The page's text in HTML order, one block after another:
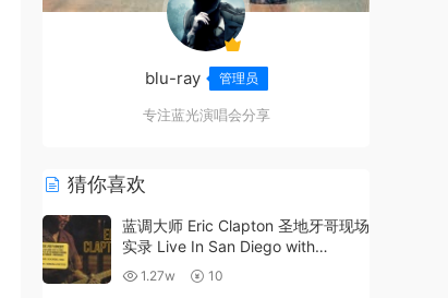
blu-ray 管理员
专注蓝光演唱会分享
猜你喜欢
蓝调大师 Eric Clapton 圣地牙哥现场
实录 Live In San Diego with
Special Guest JJ Cale《Remux
MKV 19.7G》
1.27w 10